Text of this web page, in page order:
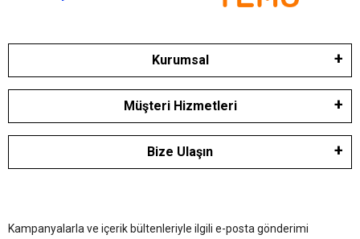
Kurumsal
Müşteri Hizmetleri
Bize Ulaşın
Kampanyalarla ve içerik bültenleriyle ilgili e-posta gönderimi